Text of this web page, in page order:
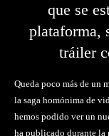
que se
plataforma,
tráiler
Queda poco más de un
la saga homónima de
hemos podido ver un
ha publicado durante la